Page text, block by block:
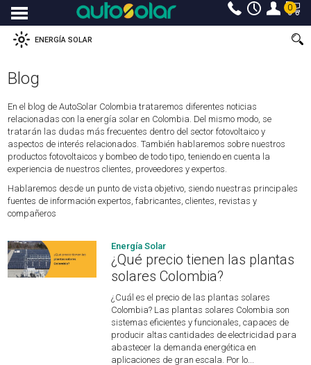
Menu 0
ENERGÍA SOLAR
Blog
En el blog de AutoSolar Colombia trataremos diferentes noticias
relacionadas con la energía solar en Colombia. Del mismo modo, se
tratarán las dudas más frecuentes dentro del sector fotovoltaico y
aspectos de interés relacionados. También hablaremos sobre nuestros
productos fotovoltaicos y bombeo de todo tipo, teniendo en cuenta la
experiencia de nuestros clientes, proveedores y expertos.
Hablaremos desde un punto de vista objetivo, siendo nuestras principales
fuentes de información expertos, fabricantes, clientes, revistas y
compañeros
Energía Solar
¿Qué precio tienen las plantas
solares Colombia?
¿Cuál es el precio de las plantas solares
Colombia? Las plantas solares Colombia son
sistemas eficientes y funcionales, capaces de
producir altas cantidades de electricidad para
abastecer la demanda energética en
aplicaciones de gran escala. Por lo...